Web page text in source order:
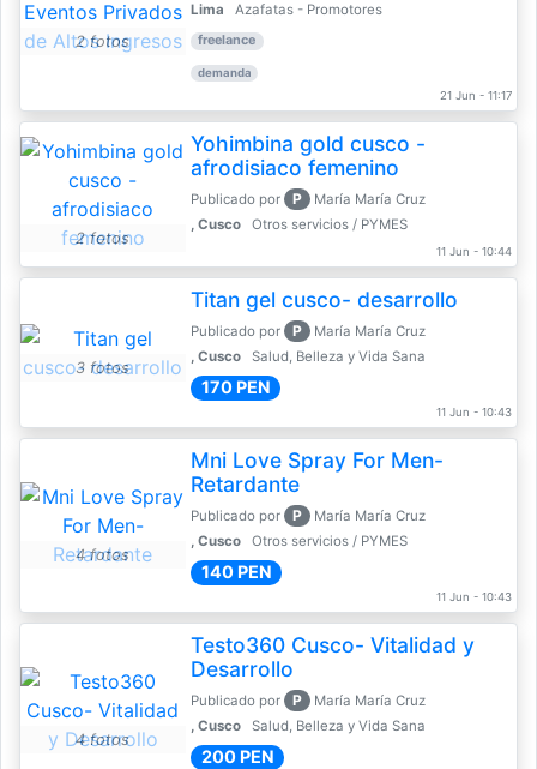
2 fotos
Lima
Azafatas - Promotores
freelance
demanda
21 Jun - 11:17
2 fotos
Yohimbina gold cusco -
afrodisiaco femenino
Publicado por P
María María Cruz
, Cusco
Otros servicios / PYMES
11 Jun - 10:44
3 fotos
Titan gel cusco- desarrollo
Publicado por P
María María Cruz
, Cusco
Salud, Belleza y Vida Sana
170 PEN
11 Jun - 10:43
4 fotos
Mni Love Spray For Men-
Retardante
Publicado por P
María María Cruz
, Cusco
Otros servicios / PYMES
140 PEN
11 Jun - 10:43
4 fotos
Testo360 Cusco- Vitalidad y
Desarrollo
Publicado por P
María María Cruz
, Cusco
Salud, Belleza y Vida Sana
200 PEN